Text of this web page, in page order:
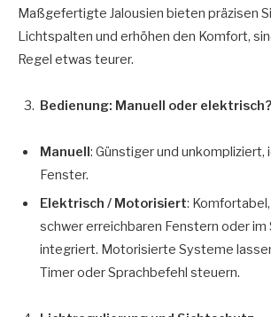
Maßgefertigte Jalousien bieten präzisen
Lichtspalten und erhöhen den Komfort,
Regel etwas teurer.
Bedienung: Manuell oder elektrisch?
Manuell: Günstiger und unkompliziert,
Fenster.
Elektrisch / Motorisiert:
schwer erreichbaren Fenstern oder im
integriert. Motorisierte Systeme
Timer oder Sprachbefehl steuern.